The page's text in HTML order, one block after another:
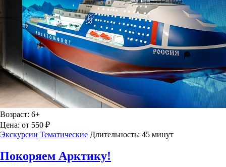
Возраст: 6+
Цена: от 550 ₽
Экскурсии Тематические Длительность: 45 минут
Покоряем Арктику!